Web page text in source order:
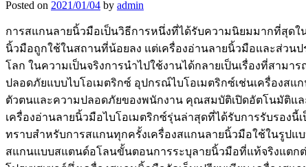
Posted on 2021/01/04 by admin
การสแกนลายนิ้วมือเป็นวิธีการหนึ่งที่ได้รับความนิยมมากที่สุด
นิ้วมือถูกใช้ในสถานที่น้อยลง แต่เครื่องอ่านลายนิ้วมือและส่วน
โลก ในความเป็นจริงการนำไปใช้งานได้กลายเป็นเรื่องที่สา
ปลอดภัยแบบไบโอเมตริกซ์ อุปกรณ์ไบโอเมตริกซ์เช่นเครื่องส
ตัวตนและความปลอดภัยของพนักงาน คุณสมบัติเปิดอัตโนมัติแ
เครื่องอ่านลายนิ้วมือไบโอเมตริกซ์รุ่นล่าสุดที่ได้รับการรับรอ
ทราบสำหรับการสแกนทุกครั้งเครื่องสแกนลายนิ้วมือใช้ในรูป
สแกนแบบสแตนด์อโลนขั้นตอนการระบุลายนิ้วมือที่แท้จริงแตกต่